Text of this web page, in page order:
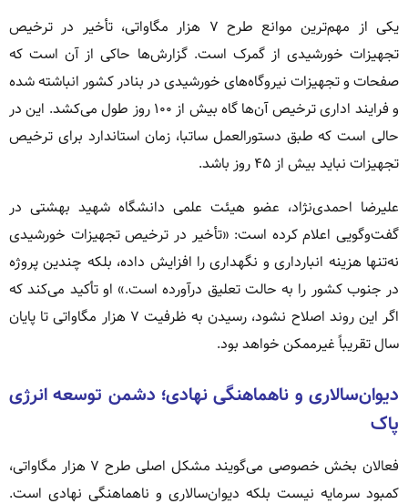
یکی از مهم‌ترین موانع طرح ۷ هزار مگاواتی، تأخیر در ترخیص
تجهیزات خورشیدی از گمرک است. گزارش‌ها حاکی از آن است که
صفحات و تجهیزات نیروگاه‌های خورشیدی در بنادر کشور انباشته شده
و فرایند اداری ترخیص آن‌ها گاه بیش از ۱۰۰ روز طول می‌کشد. این در
حالی است که طبق دستورالعمل ساتبا، زمان استاندارد برای ترخیص
تجهیزات نباید بیش از ۴۵ روز باشد.
علیرضا احمدی‌نژاد، عضو هیئت علمی دانشگاه شهید بهشتی در
گفت‌وگویی اعلام کرده است: «تأخیر در ترخیص تجهیزات خورشیدی
نه‌تنها هزینه انبارداری و نگهداری را افزایش داده، بلکه چندین پروژه
در جنوب کشور را به حالت تعلیق درآورده است.» او تأکید می‌کند که
اگر این روند اصلاح نشود، رسیدن به ظرفیت ۷ هزار مگاواتی تا پایان
سال تقریباً غیرممکن خواهد بود.
دیوان‌سالاری و ناهماهنگی نهادی؛ دشمن توسعه انرژی
پاک
فعالان بخش خصوصی می‌گویند مشکل اصلی طرح ۷ هزار مگاواتی،
کمبود سرمایه نیست بلکه دیوان‌سالاری و ناهماهنگی نهادی است.